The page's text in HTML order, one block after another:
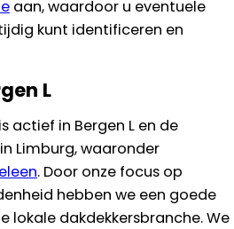
aan, waardoor u eventuele
kunt identificeren en
L
actief in Bergen L en de
Limburg, waaronder
. Door onze focus op
hebben we een goede
lokale dakdekkersbranche. We